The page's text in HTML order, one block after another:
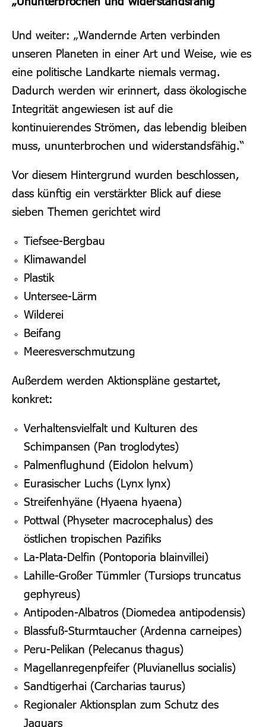
Und weiter: „Wandernde Arten verbinden
unseren Planeten in einer Art und Weise, wie es
eine politische Landkarte niemals vermag.
Dadurch werden wir erinnert, dass ökologische
Integrität angewiesen ist auf die
kontinuierendes Strömen, das lebendig bleiben
muss, ununterbrochen und widerstandsfähig.“
Vor diesem Hintergrund wurden beschlossen,
dass künftig ein verstärkter Blick auf diese
sieben Themen gerichtet wird
Tiefsee-Bergbau
Klimawandel
Plastik
Untersee-Lärm
Wilderei
Beifang
Meeresverschmutzung
Außerdem werden Aktionspläne gestartet,
konkret:
Verhaltensvielfalt und Kulturen des
Schimpansen (Pan troglodytes)
Palmenflughund (Eidolon helvum)
Eurasischer Luchs (Lynx lynx)
Streifenhyäne (Hyaena hyaena)
Pottwal (Physeter macrocephalus) des
östlichen tropischen Pazifiks
La-Plata-Delfin (Pontoporia blainvillei)
Lahille-Großer Tümmler (Tursiops truncatus
gephyreus)
Antipoden-Albatros (Diomedea antipodensis)
Blassfuß-Sturmtaucher (Ardenna carneipes)
Peru-Pelikan (Pelecanus thagus)
Magellanregenpfeifer (Pluvianellus socialis)
Sandtigerhai (Carcharias taurus)
Regionaler Aktionsplan zum Schutz des
Jaguars